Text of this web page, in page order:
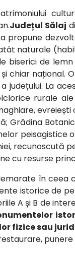
Județul Sălaj
propune
naturale
biserici de
chiar național.
La
rurale
evreiești
Grădina
cu resurse
în
istorice de
A și B de
fizice sau